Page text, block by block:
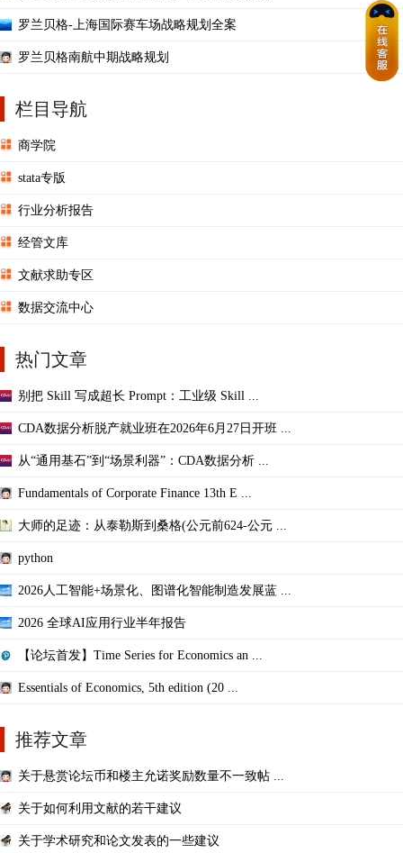
罗兰贝格-上海国际赛车场战略规划全案
罗兰贝格南航中期战略规划
栏目导航
商学院
stata专版
行业分析报告
经管文库
文献求助专区
数据交流中心
热门文章
别把 Skill 写成超长 Prompt：工业级 Skill ...
CDA数据分析脱产就业班在2026年6月27日开班 ...
从“通用基石”到“场景利器”：CDA数据分析 ...
Fundamentals of Corporate Finance 13th E ...
大师的足迹：从泰勒斯到桑格(公元前624-公元 ...
python
2026人工智能+场景化、图谱化智能制造发展蓝 ...
2026 全球AI应用行业半年报告
【论坛首发】Time Series for Economics an ...
Essentials of Economics, 5th edition (20 ...
推荐文章
关于悬赏论坛币和楼主允诺奖励数量不一致帖 ...
关于如何利用文献的若干建议
关于学术研究和论文发表的一些建议